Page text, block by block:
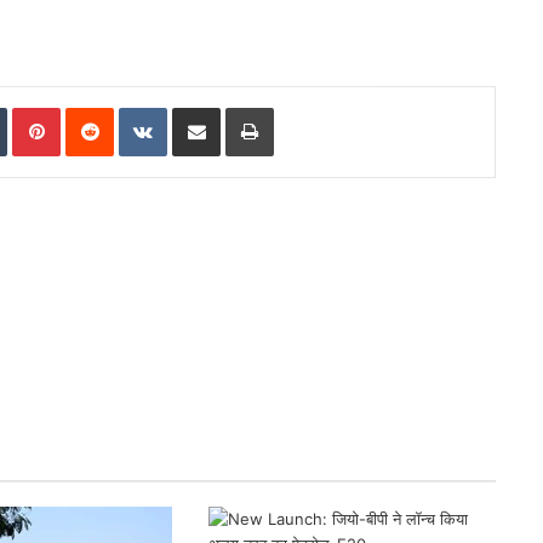
TumblrPinterestReddit VKontakte
Share via Email Print